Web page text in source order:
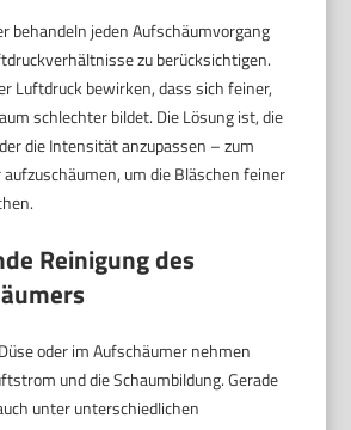
behandeln jeden Aufschäumvorgang
zu berücksichtigen.
Luftdruck bewirken, dass sich feiner,
schlechter bildet. Die Lösung ist, die
die Intensität anzupassen – zum
um die Bläschen feiner
Reinigung des
oder im Aufschäumer nehmen
und die Schaumbildung. Gerade
unter unterschiedlichen